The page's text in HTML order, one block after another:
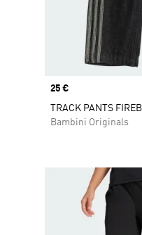
Price
25 €
TRACK PANTS
Bambini Originals